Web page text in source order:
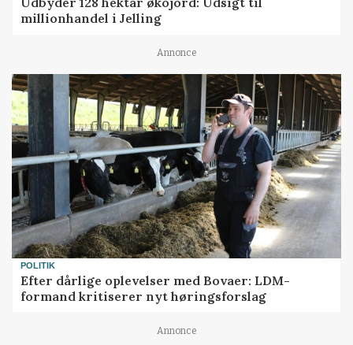
millionhandel i Jelling
Annonce
POLITIK
Efter dårlige oplevelser med Bovaer: LDM-
formand kritiserer nyt høringsforslag
Annonce